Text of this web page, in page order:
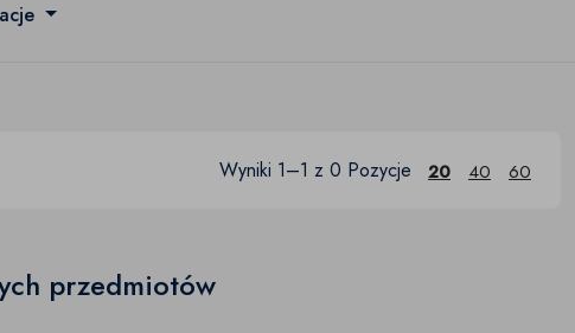
Wyniki 1–1 z 0 Pozycje 20 40 60
przedmiotów